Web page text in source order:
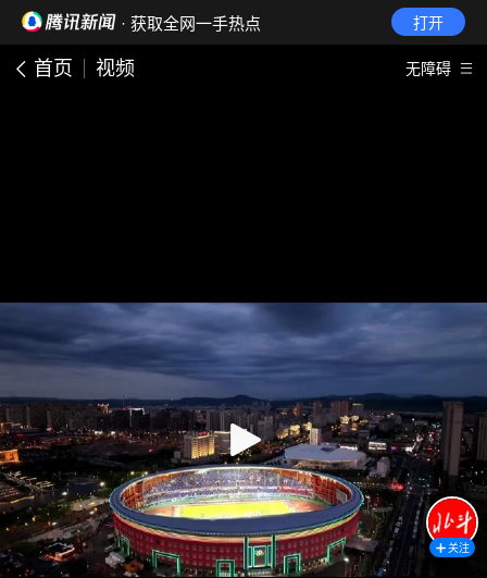
· 获取全网一手热点 打开
首页 视频 无障碍
关注